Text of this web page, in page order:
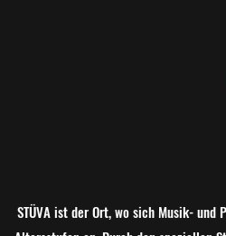
STÜVA ist der Ort, wo sich Musik-